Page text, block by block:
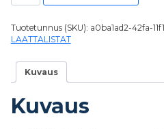
Tuotetunnus (SKU): a0ba1ad2-42fa-
LAATTALISTAT
Kuvaus
Kuvaus